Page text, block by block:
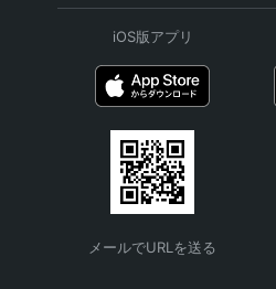
iOS版アプリ
メールでURLを送る